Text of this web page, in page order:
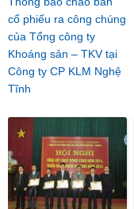
cổ phiếu ra công chúng
của Tổng công ty
Khoáng sản – TKV tại
Công ty CP KLM Nghệ
Tĩnh